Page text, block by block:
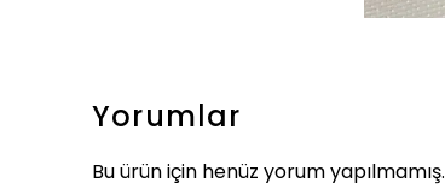
Yorumlar
Bu ürün için henüz yorum yapılmamış.